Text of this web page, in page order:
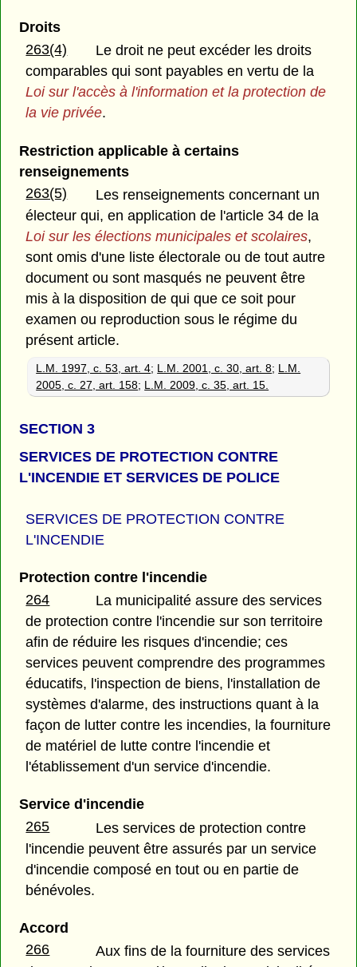
Droits
263(4)
Le droit ne peut excéder les droits
comparables qui sont payables en vertu de la
Loi sur l'accès à l'information et la protection de
la vie privée.
Restriction applicable à certains
renseignements
263(5)
Les renseignements concernant un
électeur qui, en application de l'article 34 de la
Loi sur les élections municipales et scolaires,
sont omis d'une liste électorale ou de tout autre
document ou sont masqués ne peuvent être
mis à la disposition de qui que ce soit pour
examen ou reproduction sous le régime du
présent article.
L.M. 1997, c. 53, art. 4; L.M. 2001, c. 30, art. 8; L.M.
2005, c. 27, art. 158; L.M. 2009, c. 35, art. 15.
SECTION 3
SERVICES DE PROTECTION CONTRE
L'INCENDIE ET SERVICES DE POLICE
SERVICES DE PROTECTION CONTRE
L'INCENDIE
Protection contre l'incendie
264
La municipalité assure des services
de protection contre l'incendie sur son territoire
afin de réduire les risques d'incendie; ces
services peuvent comprendre des programmes
éducatifs, l'inspection de biens, l'installation de
systèmes d'alarme, des instructions quant à la
façon de lutter contre les incendies, la fourniture
de matériel de lutte contre l'incendie et
l'établissement d'un service d'incendie.
Service d'incendie
265
Les services de protection contre
l'incendie peuvent être assurés par un service
d'incendie composé en tout ou en partie de
bénévoles.
Accord
266
Aux fins de la fourniture des services